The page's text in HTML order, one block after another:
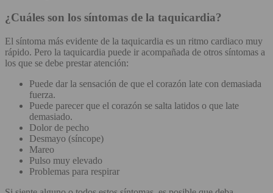
¿Cuáles son los síntomas de la taquicardia?
El síntoma más evidente de la taquicardia es un ritmo cardiaco muy
rápido. Pero la taquicardia puede ir acompañada de otros síntomas a
los que se debe prestar atención:
Puede dar la sensación de que el corazón late con demasiada
fuerza.
Puede parecer que el corazón se salta latidos o que late
demasiado.
Dolor de pecho
Desmayo (síncope)
Mareo
Pulso muy elevado
Problemas para respirar